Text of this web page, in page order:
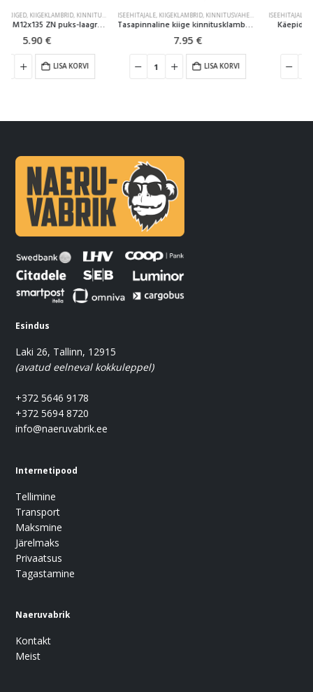
ISEEHITAJALE,KIIGEKLAMBRID,KINNITUSVAHENDID
Tasapinnaline kiige kinnitusklamber INDOOR
ISEEHITAJALE,KÄEPIDEMED,LISADETAILID,LISATARVIKUD
Käepidemed sinine 240mm, 2TK
Esindus
Laki 26, Tallinn, 12915
(avatud eelneval kokkuleppel)
+372 5646 9178
+372 5694 8720
info@naeruvabrik.ee
Internetipood
Tellimine
Transport
Maksmine
Järelmaks
Privaatsus
Tagastamine
Naeruvabrik
Kontakt
Meist